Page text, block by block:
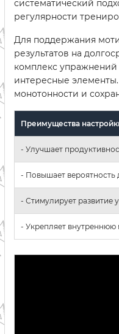
систематический
регулярности
Для поддержания
результатов на
комплекс
интересные
монотонности и
Преимущества
- Улучшает
- Повышает вероятность
- Стимулирует развитие
- Укрепляет внутреннюю